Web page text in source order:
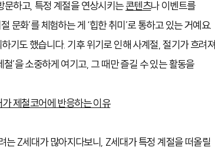
문하고, 특정 계절을 연상시키는콘텐츠나 이벤트를
문화’를 체험하는 게 ‘힙한 취미’로 통하고 있는 거예요.
기도 했습니다. 기후 위기로 인해 사계절, 절기가 흐려져
’을 소중하게 여기고, 그 때만 즐길 수 있는 활동을
제철코어에 반응하는 이유
는 Z세대가 많아지다보니, Z세대가 특정 계절을 떠올릴